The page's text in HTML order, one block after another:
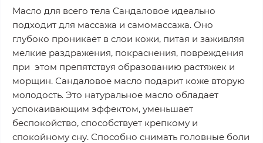
Масло для всего тела Сандаловое идеально
подходит для массажа и самомассажа. Оно
глубоко проникает в слои кожи, питая и заживляя
мелкие раздражения, покраснения, повреждения
при этом препятствуя образованию растяжек и
морщин. Сандаловое масло подарит коже вторую
молодость. Это натуральное масло обладает
успокаивающим эффектом, уменьшает
беспокойство, способствует крепкому и
спокойному сну. Способно снимать головные боли